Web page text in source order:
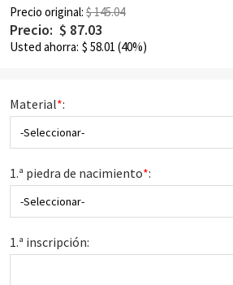
Precio original: $ 145.04
Precio: $ 87.03
Usted ahorra: $ 58.01 (40%)
Material*:
-Seleccionar-
1.ª piedra de nacimiento*:
-Seleccionar-
1.ª inscripción: